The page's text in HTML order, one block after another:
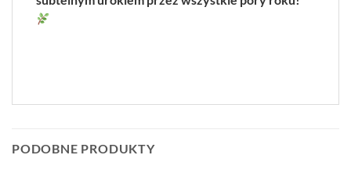
PODOBNE PRODUKTY